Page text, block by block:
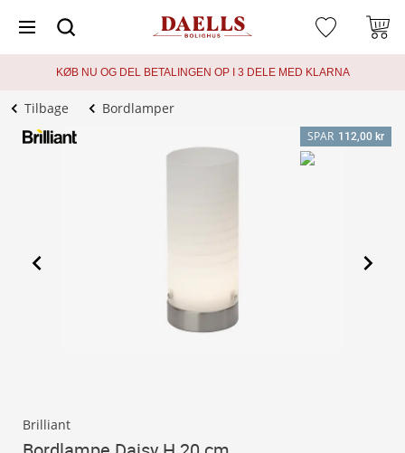
KØB NU OG DEL BETALINGEN OP I 3 DELE MED KLARNA
Tilbage Bordlamper
SPAR 112,00 kr
Brilliant